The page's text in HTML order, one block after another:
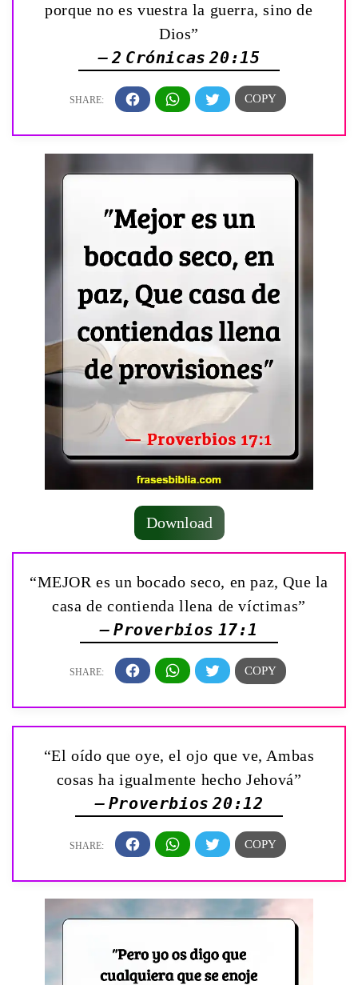
porque no es vuestra la guerra, sino de
Dios”
— 2 Crónicas 20:15
Download
“MEJOR es un bocado seco, en paz, Que la
casa de contienda llena de víctimas”
— Proverbios 17:1
“El oído que oye, el ojo que ve, Ambas
cosas ha igualmente hecho Jehová”
— Proverbios 20:12